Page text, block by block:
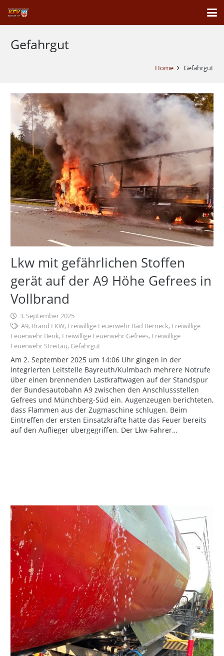
Gefahrgut
Home Gefahrgut
Lkw mit gefährlichen Stoffen
gerät auf der A9 Höhe Gefrees in
Vollbrand
3. September 2025
A9, Brand LKW, Freiwillige Feuerwehr Bad Berneck, Freiwillige
Feuerwehr Benk, Freiwillige Feuerwehr Gefrees, Freiwillige
Feuerwehr Streitau, Gefahrgut
Am 2. September 2025 um 14:06 Uhr gingen in der
Integrierten Leitstelle Bayreuth/Kulmbach mehrere Notrufe
über einen brennenden Lastkraftwagen auf der Standspur
der Bundesautobahn A9 zwischen den Anschlussstellen
Gefrees und Münchberg-Süd ein. Augenzeugen berichteten,
dass Flammen aus der Zugmaschine schlugen. Beim
Eintreffen der ersten Einsatzkräfte hatte das Feuer bereits
auf den Auflieger übergegriffen. Der Lkw-Fahrer…